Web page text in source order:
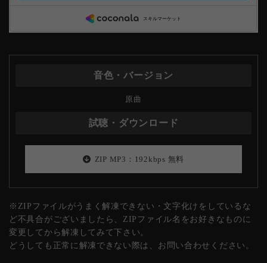
原曲
ZIP MP3：192kbps 無料
※ZIPファイルがうまく解凍できない・文字化けをしているな
ど不具合がございましたら、ZIPファイル名をお好きなものに
変更してから解凍してみて下さい。
どうしても正常に解凍できない際は、お問い合わせください。